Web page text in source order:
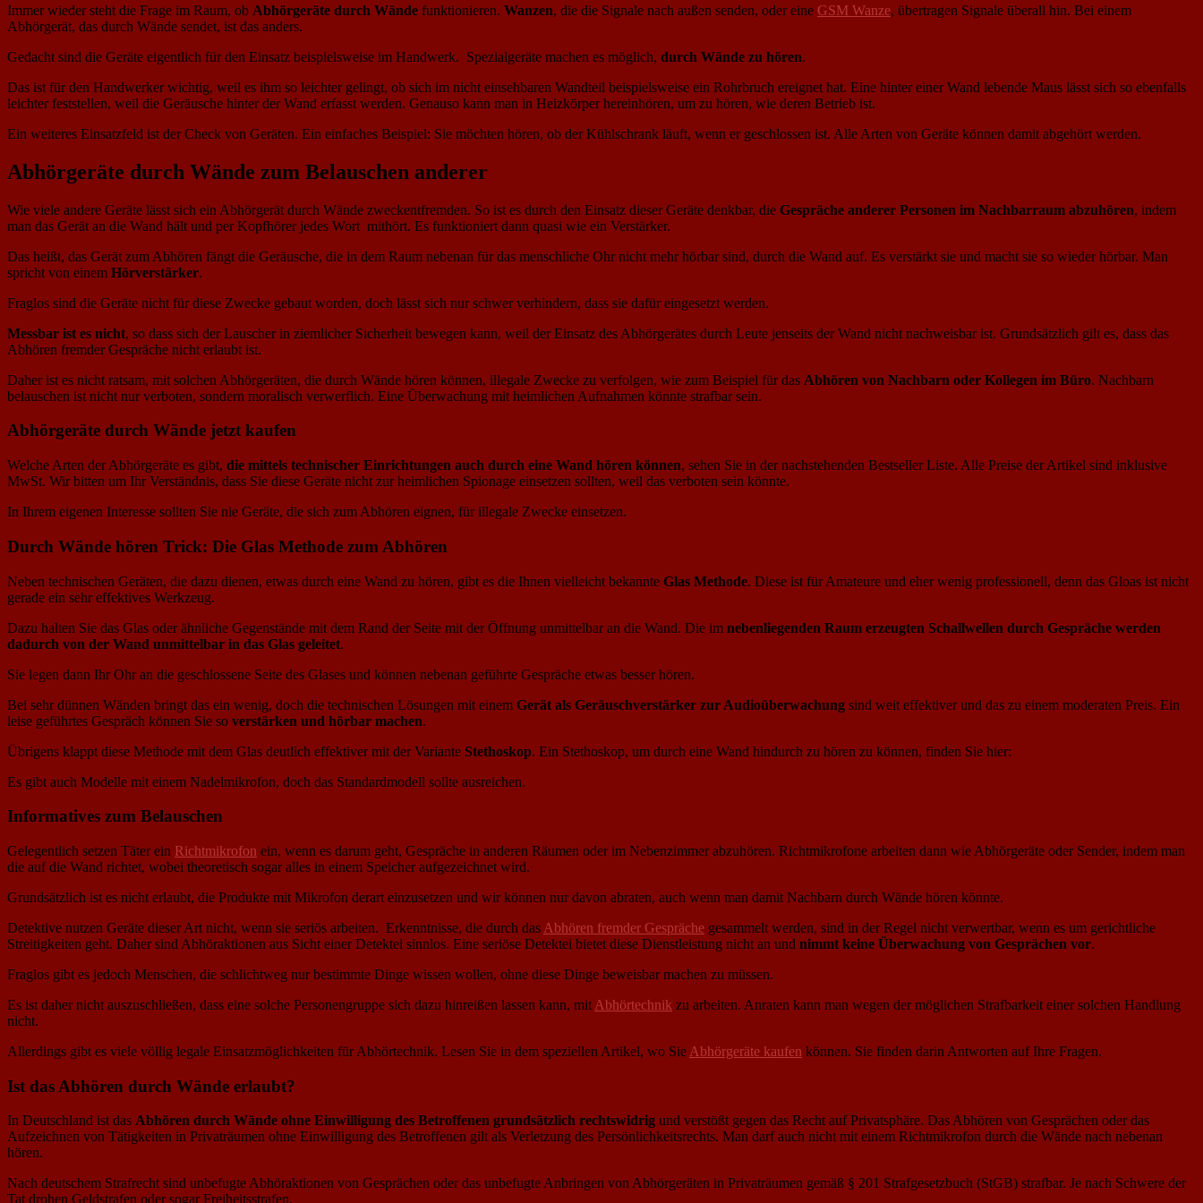
Immer wieder steht die Frage im Raum, ob Abhörgeräte durch Wände funktionieren. Wanzen, die die Signale nach außen senden, oder eine GSM Wanze, übertragen Signale überall hin. Bei einem
Abhörgerät, das durch Wände sendet, ist das anders.
Gedacht sind die Geräte eigentlich für den Einsatz beispielsweise im Handwerk. Spezialgeräte machen es möglich, durch Wände zu hören.
Das ist für den Handwerker wichtig, weil es ihm so leichter gelingt, ob sich im nicht einsehbaren Wandteil beispielsweise ein Rohrbruch ereignet hat. Eine hinter einer Wand lebende Maus lässt sich so ebenfalls
leichter feststellen, weil die Geräusche hinter der Wand erfasst werden. Genauso kann man in Heizkörper hereinhören, um zu hören, wie deren Betrieb ist.
Ein weiteres Einsatzfeld ist der Check von Geräten. Ein einfaches Beispiel: Sie möchten hören, ob der Kühlschrank läuft, wenn er geschlossen ist. Alle Arten von Geräte können damit abgehört werden.
Abhörgeräte durch Wände zum Belauschen anderer
Wie viele andere Geräte lässt sich ein Abhörgerät durch Wände zweckentfremden. So ist es durch den Einsatz dieser Geräte denkbar, die Gespräche anderer Personen im Nachbarraum abzuhören, indem
man das Gerät an die Wand hält und per Kopfhörer jedes Wort mithört. Es funktioniert dann quasi wie ein Verstärker.
Das heißt, das Gerät zum Abhören fängt die Geräusche, die in dem Raum nebenan für das menschliche Ohr nicht mehr hörbar sind, durch die Wand auf. Es verstärkt sie und macht sie so wieder hörbar. Man
spricht von einem Hörverstärker.
Fraglos sind die Geräte nicht für diese Zwecke gebaut worden, doch lässt sich nur schwer verhindern, dass sie dafür eingesetzt werden.
Messbar ist es nicht, so dass sich der Lauscher in ziemlicher Sicherheit bewegen kann, weil der Einsatz des Abhörgerätes durch Leute jenseits der Wand nicht nachweisbar ist. Grundsätzlich gilt es, dass das
Abhören fremder Gespräche nicht erlaubt ist.
Daher ist es nicht ratsam, mit solchen Abhörgeräten, die durch Wände hören können, illegale Zwecke zu verfolgen, wie zum Beispiel für das Abhören von Nachbarn oder Kollegen im Büro. Nachbarn
belauschen ist nicht nur verboten, sondern moralisch verwerflich. Eine Überwachung mit heimlichen Aufnahmen könnte strafbar sein.
Abhörgeräte durch Wände jetzt kaufen
Welche Arten der Abhörgeräte es gibt, die mittels technischer Einrichtungen auch durch eine Wand hören können, sehen Sie in der nachstehenden Bestseller Liste. Alle Preise der Artikel sind inklusive
MwSt. Wir bitten um Ihr Verständnis, dass Sie diese Geräte nicht zur heimlichen Spionage einsetzen sollten, weil das verboten sein könnte.
In Ihrem eigenen Interesse sollten Sie nie Geräte, die sich zum Abhören eignen, für illegale Zwecke einsetzen.
Durch Wände hören Trick: Die Glas Methode zum Abhören
Neben technischen Geräten, die dazu dienen, etwas durch eine Wand zu hören, gibt es die Ihnen vielleicht bekannte Glas Methode. Diese ist für Amateure und eher wenig professionell, denn das Gloas ist nicht
gerade ein sehr effektives Werkzeug.
Dazu halten Sie das Glas oder ähnliche Gegenstände mit dem Rand der Seite mit der Öffnung unmittelbar an die Wand. Die im nebenliegenden Raum erzeugten Schallwellen durch Gespräche werden
dadurch von der Wand unmittelbar in das Glas geleitet.
Sie legen dann Ihr Ohr an die geschlossene Seite des Glases und können nebenan geführte Gespräche etwas besser hören.
Bei sehr dünnen Wänden bringt das ein wenig, doch die technischen Lösungen mit einem Gerät als Geräuschverstärker zur Audioüberwachung sind weit effektiver und das zu einem moderaten Preis. Ein
leise geführtes Gespräch können Sie so verstärken und hörbar machen.
Übrigens klappt diese Methode mit dem Glas deutlich effektiver mit der Variante Stethoskop. Ein Stethoskop, um durch eine Wand hindurch zu hören zu können, finden Sie hier:
Es gibt auch Modelle mit einem Nadelmikrofon, doch das Standardmodell sollte ausreichen.
Informatives zum Belauschen
Gelegentlich setzen Täter ein Richtmikrofon ein, wenn es darum geht, Gespräche in anderen Räumen oder im Nebenzimmer abzuhören. Richtmikrofone arbeiten dann wie Abhörgeräte oder Sender, indem man
die auf die Wand richtet, wobei theoretisch sogar alles in einem Speicher aufgezeichnet wird.
Grundsätzlich ist es nicht erlaubt, die Produkte mit Mikrofon derart einzusetzen und wir können nur davon abraten, auch wenn man damit Nachbarn durch Wände hören könnte.
Detektive nutzen Geräte dieser Art nicht, wenn sie seriös arbeiten. Erkenntnisse, die durch das Abhören fremder Gespräche gesammelt werden, sind in der Regel nicht verwertbar, wenn es um gerichtliche
Streitigkeiten geht. Daher sind Abhöraktionen aus Sicht einer Detektei sinnlos. Eine seriöse Detektei bietet diese Dienstleistung nicht an und nimmt keine Überwachung von Gesprächen vor.
Fraglos gibt es jedoch Menschen, die schlichtweg nur bestimmte Dinge wissen wollen, ohne diese Dinge beweisbar machen zu müssen.
Es ist daher nicht auszuschließen, dass eine solche Personengruppe sich dazu hinreißen lassen kann, mit Abhörtechnik zu arbeiten. Anraten kann man wegen der möglichen Strafbarkeit einer solchen Handlung
nicht.
Allerdings gibt es viele völlig legale Einsatzmöglichkeiten für Abhörtechnik. Lesen Sie in dem speziellen Artikel, wo Sie Abhörgeräte kaufen können. Sie finden darin Antworten auf Ihre Fragen.
Ist das Abhören durch Wände erlaubt?
In Deutschland ist das Abhören durch Wände ohne Einwilligung des Betroffenen grundsätzlich rechtswidrig und verstößt gegen das Recht auf Privatsphäre. Das Abhören von Gesprächen oder das
Aufzeichnen von Tätigkeiten in Privaträumen ohne Einwilligung des Betroffenen gilt als Verletzung des Persönlichkeitsrechts. Man darf auch nicht mit einem Richtmikrofon durch die Wände nach nebenan
hören.
Nach deutschem Strafrecht sind unbefugte Abhöraktionen von Gesprächen oder das unbefugte Anbringen von Abhörgeräten in Privaträumen gemäß § 201 Strafgesetzbuch (StGB) strafbar. Je nach Schwere der
Tat drohen Geldstrafen oder sogar Freiheitsstrafen.